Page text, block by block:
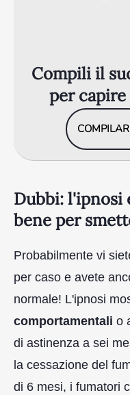
Compili il
per capire
Dubbi: l'ipnosi
bene per
Probabilmente vi
per caso e avete
normale! L'ipnosi
comportamentali o
di astinenza a sei
la cessazione del
di 6 mesi, i fumatori